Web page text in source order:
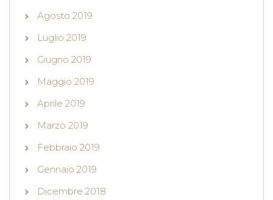
Agosto 2019
Luglio 2019
Giugno 2019
Maggio 2019
Aprile 2019
Marzo 2019
Febbraio 2019
Gennaio 2019
Dicembre 2018